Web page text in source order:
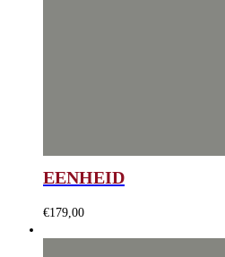
EENHEID
€179,00